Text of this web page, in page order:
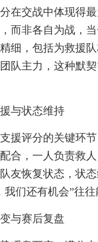
在交战中体现得
而非各自为战，
细，包括为救援
队主力，这种默
与状态维持
援评分的关键环
合，一人负责救
友恢复状态，状
我们还有机会”往
与赛后复盘